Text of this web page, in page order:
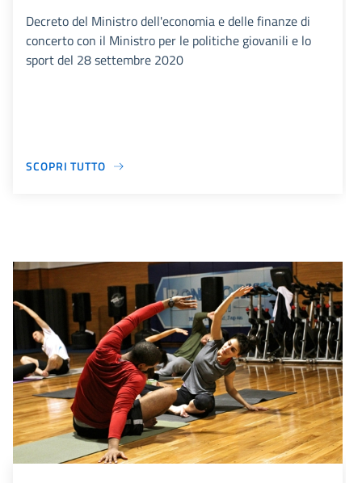
Decreto del Ministro dell'economia e delle finanze di
concerto con il Ministro per le politiche giovanili e lo
sport del 28 settembre 2020
SCOPRI TUTTO